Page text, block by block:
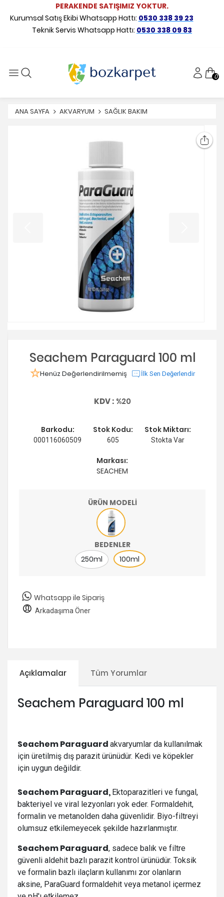
PERAKENDE SATIŞIMIZ YOKTUR.
Kurumsal Satış Ekibi Whatsapp Hattı: 0530 338 39 23
Teknik Servis Whatsapp Hattı: 0530 338 09 83
0
ANA SAYFA AKVARYUM SAĞLIK BAKIM
Seachem Paraguard 100 ml
Henüz Değerlendirilmemiş İlk Sen Değerlendir
KDV : %20
Barkodu:
000116060509
Stok Kodu:
605
Stok Miktarı:
Stokta Var
Markası:
SEACHEM
ÜRÜN MODELİ
BEDENLER
250ml
100ml
Whatsapp ile Sipariş
Arkadaşıma Öner
Açıklamalar Tüm Yorumlar
Seachem Paraguard 100 ml
Seachem Paraguard akvaryumlar da kullanılmak
için üretilmiş dış parazit ürünüdür. Kedi ve köpekler
için uygun değildir.
Seachem Paraguard, Ektoparazitleri ve fungal,
bakteriyel ve viral lezyonları yok eder. Formaldehit,
formalin ve metanolden daha güvenlidir. Biyo-filtreyi
olumsuz etkilemeyecek şekilde hazırlanmıştır.
Seachem Paraguard, sadece balık ve filtre
güvenli aldehit bazlı parazit kontrol ürünüdür. Toksik
ve formalin bazlı ilaçların kullanımı zor olanların
aksine, ParaGuard formaldehit veya metanol içermez